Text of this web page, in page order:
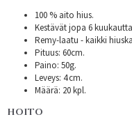
100 % aito hius.
Kestävät jopa 6
Remy-laatu - kaikki
Pituus: 60cm.
Paino: 50g.
Leveys: 4 cm.
Määrä: 20 kpl.
HOITO